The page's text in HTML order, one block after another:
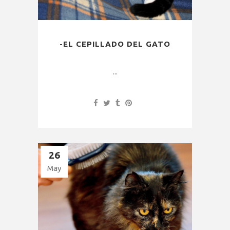
-EL CEPILLADO DEL GATO
...
26
May